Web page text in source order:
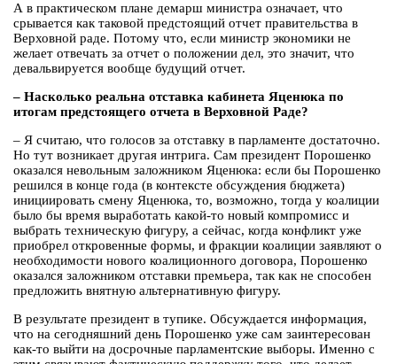
А в практическом плане демарш министра означает, что
срывается как таковой предстоящий отчет правительства в
Верховной раде. Потому что, если министр экономики не
желает отвечать за отчет о положении дел, это значит, что
девальвируется вообще будущий отчет.
– Насколько реальна отставка кабинета Яценюка по
итогам предстоящего отчета в Верховной Раде?
– Я считаю, что голосов за отставку в парламенте достаточно.
Но тут возникает другая интрига. Сам президент Порошенко
оказался невольным заложником Яценюка: если бы Порошенко
решился в конце года (в контексте обсуждения бюджета)
инициировать смену Яценюка, то, возможно, тогда у коалиции
было бы время выработать какой-то новый компромисс и
выбрать техническую фигуру, а сейчас, когда конфликт уже
приобрел откровенные формы, и фракции коалиции заявляют о
необходимости нового коалиционного договора, Порошенко
оказался заложником отставки премьера, так как не способен
предложить внятную альтернативную фигуру.
В результате президент в тупике. Обсуждается информация,
что на сегодняшний день Порошенко уже сам заинтересован
как-то выйти на досрочные парламентские выборы. Именно с